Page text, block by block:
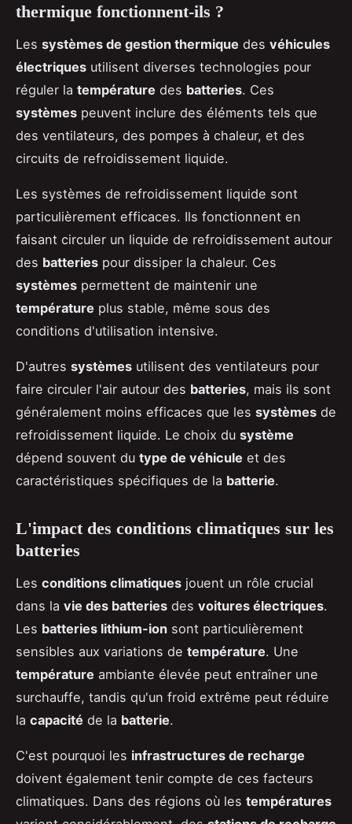
thermique fonctionnent-ils ?
Les systèmes de gestion thermique des véhicules
électriques utilisent diverses technologies pour
réguler la température des batteries. Ces
systèmes peuvent inclure des éléments tels que
des ventilateurs, des pompes à chaleur, et des
circuits de refroidissement liquide.
Les systèmes de refroidissement liquide sont
particulièrement efficaces. Ils fonctionnent en
faisant circuler un liquide de refroidissement autour
des batteries pour dissiper la chaleur. Ces
systèmes permettent de maintenir une
température plus stable, même sous des
conditions d'utilisation intensive.
D'autres systèmes utilisent des ventilateurs pour
faire circuler l'air autour des batteries, mais ils sont
généralement moins efficaces que les systèmes de
refroidissement liquide. Le choix du système
dépend souvent du type de véhicule et des
caractéristiques spécifiques de la batterie.
L'impact des conditions climatiques sur les
batteries
Les conditions climatiques jouent un rôle crucial
dans la vie des batteries des voitures électriques.
Les batteries lithium-ion sont particulièrement
sensibles aux variations de température. Une
température ambiante élevée peut entraîner une
surchauffe, tandis qu'un froid extrême peut réduire
la capacité de la batterie.
C'est pourquoi les infrastructures de recharge
doivent également tenir compte de ces facteurs
climatiques. Dans des régions où les températures